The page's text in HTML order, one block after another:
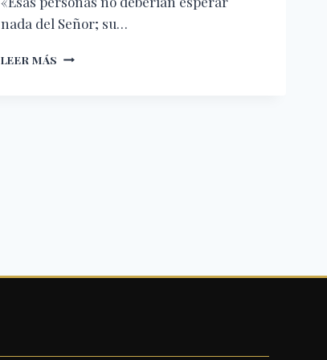
nada del Señor; su…
LEER MÁS DECISIONES